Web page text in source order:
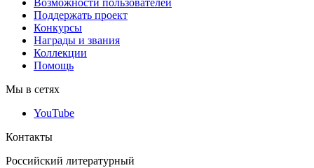
Возможности пользователей
Поддержать проект
Конкурсы
Награды и звания
Коллекции
Помощь
Мы в сетях
YouTube
Контакты
Российский литературный